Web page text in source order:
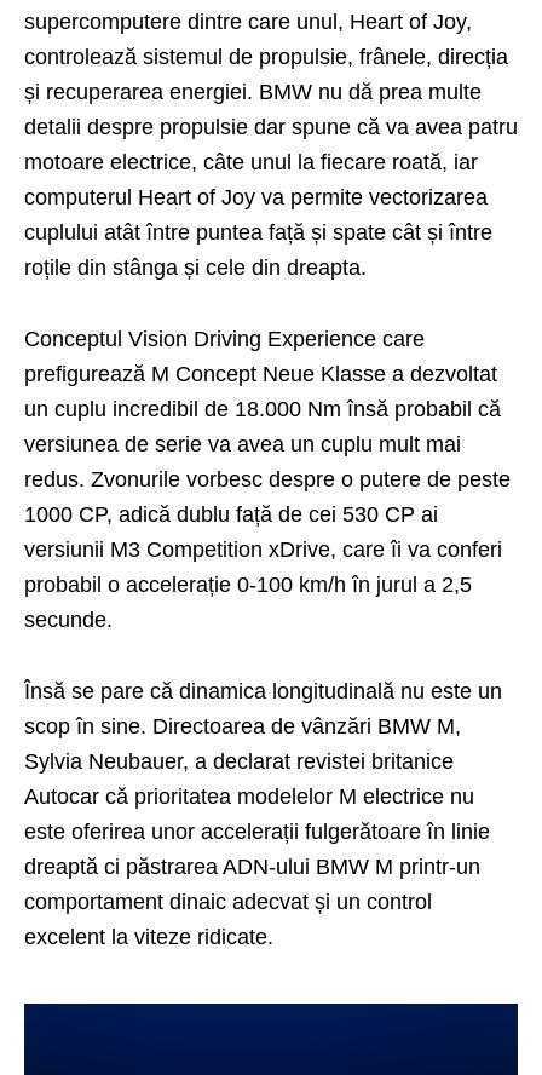
supercomputere dintre care unul, Heart of Joy,
controlează sistemul de propulsie, frânele, direcția
și recuperarea energiei. BMW nu dă prea multe
detalii despre propulsie dar spune că va avea patru
motoare electrice, câte unul la fiecare roată, iar
computerul Heart of Joy va permite vectorizarea
cuplului atât între puntea față și spate cât și între
roțile din stânga și cele din dreapta.
Conceptul Vision Driving Experience care
prefigurează M Concept Neue Klasse a dezvoltat
un cuplu incredibil de 18.000 Nm însă probabil că
versiunea de serie va avea un cuplu mult mai
redus. Zvonurile vorbesc despre o putere de peste
1000 CP, adică dublu față de cei 530 CP ai
versiunii M3 Competition xDrive, care îi va conferi
probabil o accelerație 0-100 km/h în jurul a 2,5
secunde.
Însă se pare că dinamica longitudinală nu este un
scop în sine. Directoarea de vânzări BMW M,
Sylvia Neubauer, a declarat revistei britanice
Autocar că prioritatea modelelor M electrice nu
este oferirea unor accelerații fulgerătoare în linie
dreaptă ci păstrarea ADN-ului BMW M printr-un
comportament dinaic adecvat și un control
excelent la viteze ridicate.